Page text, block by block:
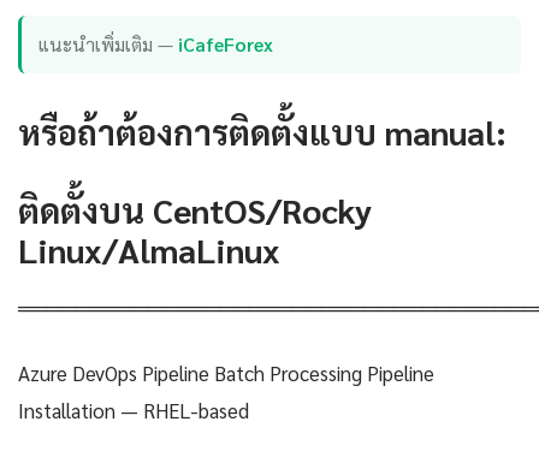
แนะนำเพิ่มเติม — iCafeForex
หรือถ้าต้องการติดตั้งแบบ manual:
ติดตั้งบน CentOS/Rocky
Linux/AlmaLinux
Azure DevOps Pipeline Batch Processing Pipeline
Installation — RHEL-based